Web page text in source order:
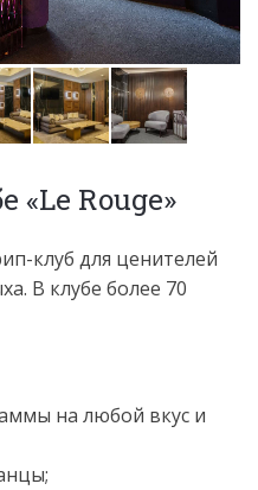
«Le Rouge»
клуб для ценителей
В клубе более 70
на любой вкус и